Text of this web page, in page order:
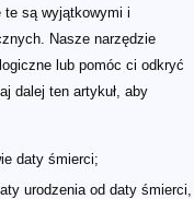
te są wyjątkowymi i
Nasze narzędzie
lub pomóc ci odkryć
dalej ten artykuł, aby
daty śmierci;
urodzenia od daty śmierci,